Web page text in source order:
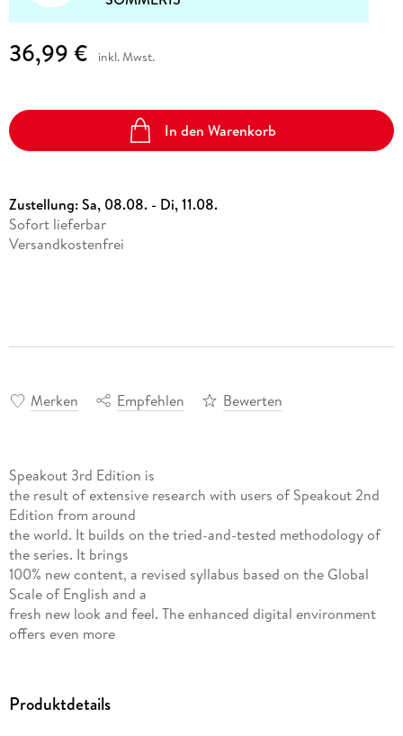
36,99 € inkl. Mwst.
In den Warenkorb
Zustellung:Sa, 08.08. - Di, 11.08.
Sofort lieferbar
Versandkostenfrei
Merken Empfehlen Bewerten
Speakout 3rd Edition is
the result of extensive research with users of Speakout 2nd
Edition from around
the world. It builds on the tried-and-tested methodology of
the series. It brings
100% new content, a revised syllabus based on the Global
Scale of English and a
fresh new look and feel. The enhanced digital environment
offers even more
the Online Practice reporting to the gradebook. Learners can
also benefit from
Produktdetails